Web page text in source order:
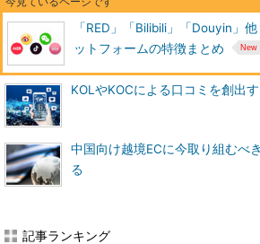
「RED」「Bilibili」「Douyin」
ットフォームの特徴まとめ
KOLやKOCによる口コミを創出
中国向け越境ECに今取り組むべ
る
記事ランキング